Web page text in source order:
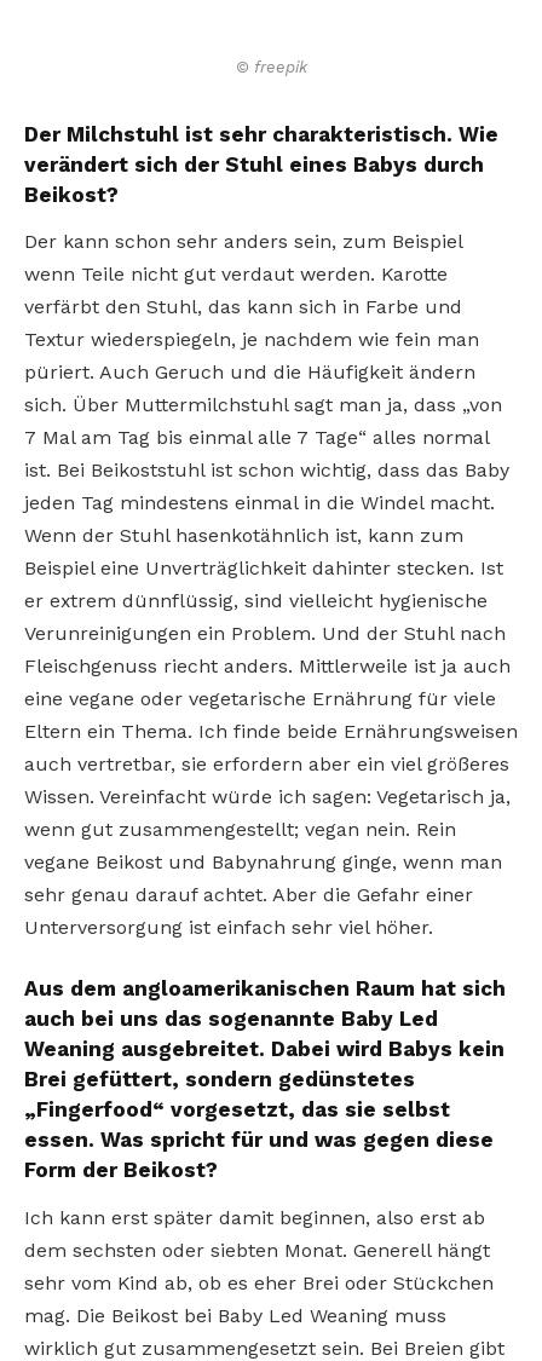
© freepik
Der Milchstuhl ist sehr charakteristisch. Wie
verändert sich der Stuhl eines Babys durch
Beikost?
Der kann schon sehr anders sein, zum Beispiel
wenn Teile nicht gut verdaut werden. Karotte
verfärbt den Stuhl, das kann sich in Farbe und
Textur wiederspiegeln, je nachdem wie fein man
püriert. Auch Geruch und die Häufigkeit ändern
sich. Über Muttermilchstuhl sagt man ja, dass „von
7 Mal am Tag bis einmal alle 7 Tage“ alles normal
ist. Bei Beikoststuhl ist schon wichtig, dass das Baby
jeden Tag mindestens einmal in die Windel macht.
Wenn der Stuhl hasenkotähnlich ist, kann zum
Beispiel eine Unverträglichkeit dahinter stecken. Ist
er extrem dünnflüssig, sind vielleicht hygienische
Verunreinigungen ein Problem. Und der Stuhl nach
Fleischgenuss riecht anders. Mittlerweile ist ja auch
eine vegane oder vegetarische Ernährung für viele
Eltern ein Thema. Ich finde beide Ernährungsweisen
auch vertretbar, sie erfordern aber ein viel größeres
Wissen. Vereinfacht würde ich sagen: Vegetarisch ja,
wenn gut zusammengestellt; vegan nein. Rein
vegane Beikost und Babynahrung ginge, wenn man
sehr genau darauf achtet. Aber die Gefahr einer
Unterversorgung ist einfach sehr viel höher.
Aus dem angloamerikanischen Raum hat sich
auch bei uns das sogenannte Baby Led
Weaning ausgebreitet. Dabei wird Babys kein
Brei gefüttert, sondern gedünstetes
„Fingerfood“ vorgesetzt, das sie selbst
essen. Was spricht für und was gegen diese
Form der Beikost?
Ich kann erst später damit beginnen, also erst ab
dem sechsten oder siebten Monat. Generell hängt
sehr vom Kind ab, ob es eher Brei oder Stückchen
mag. Die Beikost bei Baby Led Weaning muss
wirklich gut zusammengesetzt sein. Bei Breien gibt